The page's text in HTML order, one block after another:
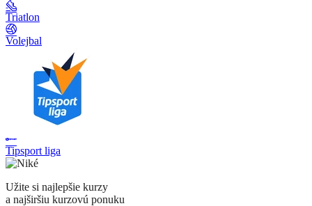
Triatlon
Volejbal
Tipsport liga
Užite si najlepšie kurzy
a najširšiu kurzovú ponuku